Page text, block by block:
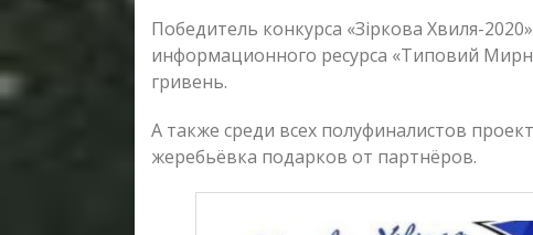
Победитель конкурса «Зіркова Хвиля-
информационного ресурса «Типовий
гривень.
А также среди всех полуфиналистов
жеребьёвка подарков от партнёров.